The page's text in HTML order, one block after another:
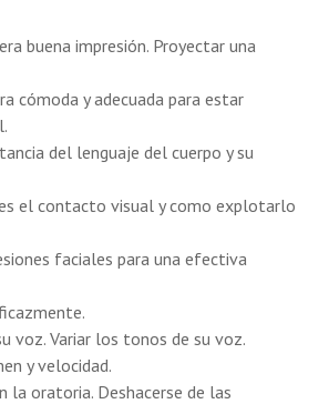
buena impresión. Proyectar una
cómoda y adecuada para estar
del lenguaje del cuerpo y su
el contacto visual y como explotarlo
faciales para una efectiva
voz. Variar los tonos de su voz.
y velocidad.
la oratoria. Deshacerse de las